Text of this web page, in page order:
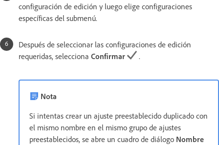
configuración de edición y luego elige configuraciones
específicas del submenú.
Después de seleccionar las configuraciones de edición
requeridas, selecciona Confirmar .
Nota
Si intentas crear un ajuste preestablecido duplicado con
el mismo nombre en el mismo grupo de ajustes
preestablecidos, se abre un cuadro de diálogo Nombre